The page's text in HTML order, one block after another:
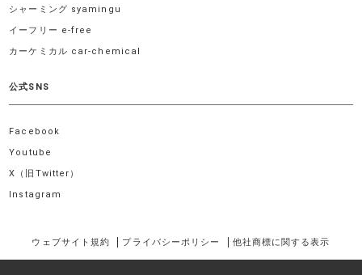
シャーミング syamingu
イーフリー e-free
カーケミカル car-chemical
公式SNS
Facebook
Youtube
X（旧Twitter）
Instagram
ウェブサイト規約 プライバシーポリシー 他社商標に関する表示